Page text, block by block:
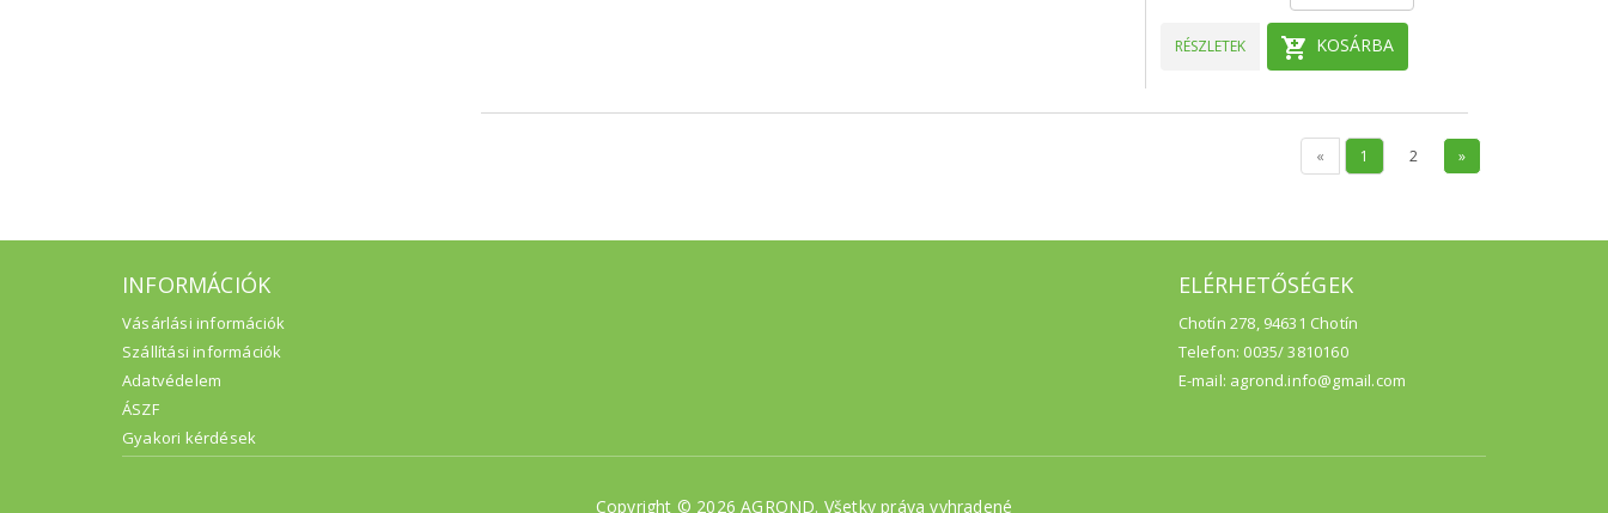
RÉSZLETEK KOSÁRBA
« 1 2 »
INFORMÁCIÓK
Vásárlási információk
Szállítási információk
Adatvédelem
ÁSZF
Gyakori kérdések
ELÉRHETŐSÉGEK
Chotín 278, 94631 Chotín
Telefon: 0035/ 3810160
E-mail: agrond.info@gmail.com
Copyright © 2026 AGROND. Všetky práva vyhradené